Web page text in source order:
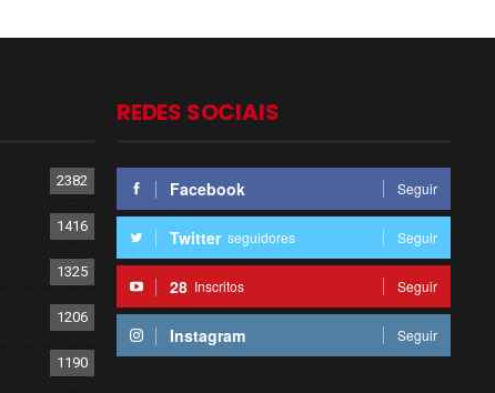
2382
1416
1325
1206
1190
REDES SOCIAIS
Facebook Seguir
Twitter seguidores Seguir
28 Inscritos Seguir
Instagram Seguir